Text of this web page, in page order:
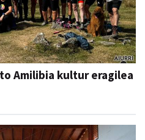
Amilibia kultur eragilea